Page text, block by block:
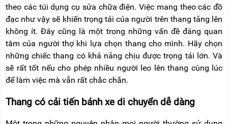
theo các túi dụng cụ sửa chữa điện. Việc mang theo các đồ
đạc như vậy sẽ khiến trọng tải của người trên thang tăng lên
không ít. Đây cũng là một trong những vấn đề đáng quan
tâm của người thợ khi lựa chọn thang cho mình. Hãy chọn
những chiếc thang có khả năng chịu được trọng tải lớn. Và
sẽ rất tốt nếu cho phép nhiều người leo lên thang cùng lúc
để làm việc mà vẫn rất chắc chắn.
Thang có cải tiến bánh xe di chuyển dễ dàng